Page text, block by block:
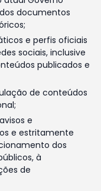
documentos
e perfis oficiais
sociais, inclusive
publicados e
de conteúdos
e
e estritamente
dos
à
de